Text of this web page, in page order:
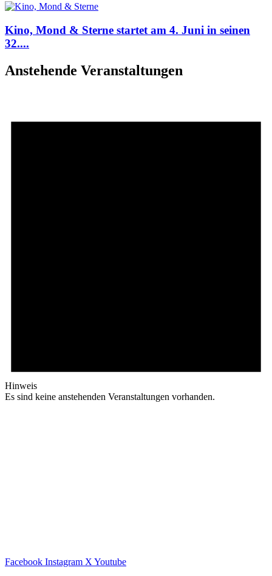
Kino, Mond & Sterne startet am 4. Juni in seinen
32....
Anstehende Veranstaltungen
Hinweis
Es sind keine anstehenden Veranstaltungen vorhanden.
Facebook Instagram X Youtube